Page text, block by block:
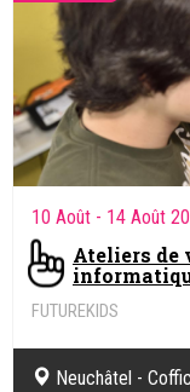
10 Août - 14 Août
Ateliers de
FUTUREKIDS
Neuchâtel -